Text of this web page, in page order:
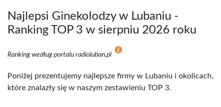
Najlepsi Ginekolodzy w Lubaniu -
Ranking TOP 3 w sierpniu 2026 roku
Ranking według portalu radioluban.pl
Poniżej prezentujemy najlepsze firmy w Lubaniu i okolicach,
które znalazły się w naszym zestawieniu TOP 3.